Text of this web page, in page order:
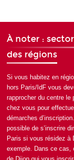
À noter :
des régions
Si vous habitez en
hors Paris/IdF vous
rapprocher du centre le
chez vous pour
démarches
possible de s’inscrire
Paris si vous résidez à
exemple. Dans ce cas,